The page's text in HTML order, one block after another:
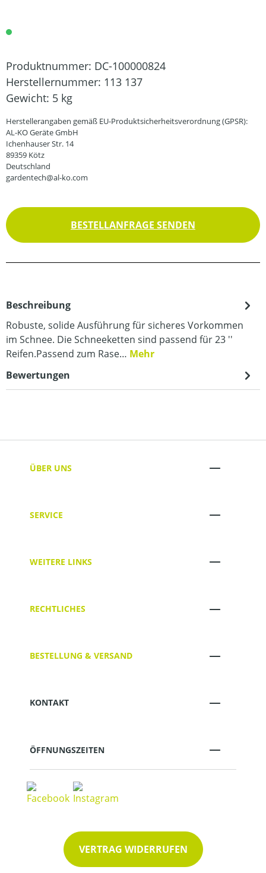
Produktnummer: DC-100000824
Herstellernummer: 113 137
Gewicht: 5 kg
Herstellerangaben gemäß EU-Produktsicherheitsverordnung (GPSR):
AL-KO Geräte GmbH
Ichenhauser Str. 14
89359 Kötz
Deutschland
gardentech@al-ko.com
BESTELLANFRAGE SENDEN
Beschreibung
Robuste, solide Ausführung für sicheres Vorkommen
im Schnee. Die Schneeketten sind passend für 23 ''
Reifen.Passend zum Rase… Mehr
Bewertungen
ÜBER UNS
SERVICE
WEITERE LINKS
RECHTLICHES
BESTELLUNG & VERSAND
KONTAKT
ÖFFNUNGSZEITEN
VERTRAG WIDERRUFEN